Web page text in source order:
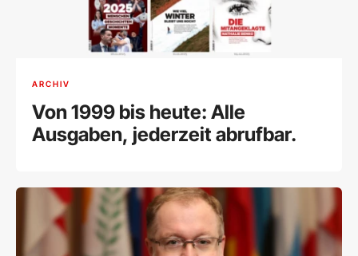
ARCHIV
Von 1999 bis heute: Alle
Ausgaben, jederzeit abrufbar.